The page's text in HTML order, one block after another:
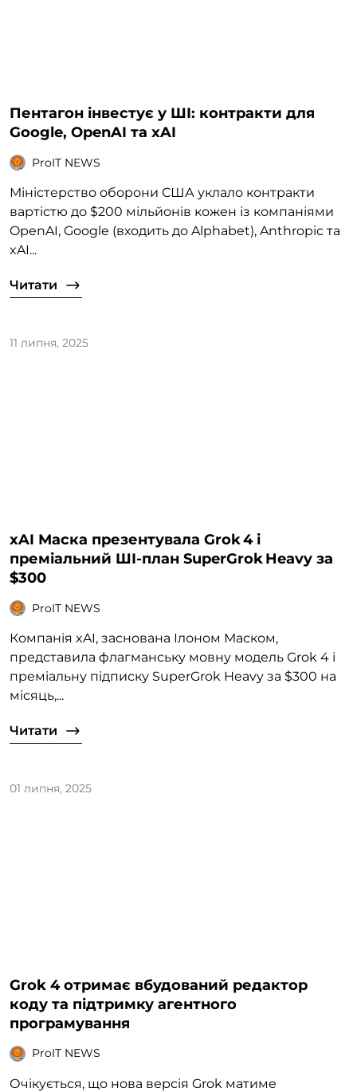
Пентагон інвестує у ШІ: контракти для
Google, OpenAI та xAI
ProIT NEWS
Міністерство оборони США уклало контракти
вартістю до $200 мільйонів кожен із компаніями
OpenAI, Google (входить до Alphabet), Anthropic та
xAI...
Читати
11 липня, 2025
xAI Маска презентувала Grok 4 і
преміальний ШІ-план SuperGrok Heavy за
$300
ProIT NEWS
Компанія xAI, заснована Ілоном Маском,
представила флагманську мовну модель Grok 4 і
преміальну підписку SuperGrok Heavy за $300 на
місяць,...
Читати
01 липня, 2025
Grok 4 отримає вбудований редактор
коду та підтримку агентного
програмування
ProIT NEWS
Очікується, що нова версія Grok матиме